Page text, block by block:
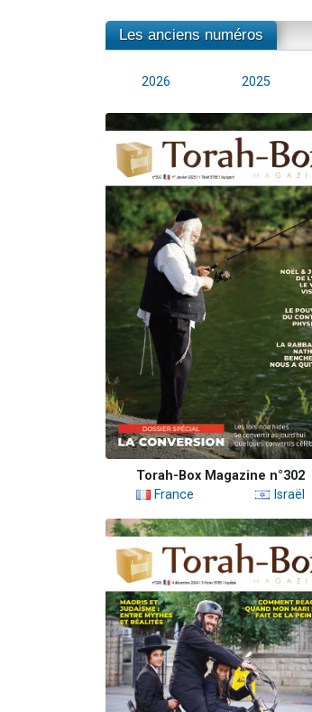
Les anciens numéros
2026 2025
Torah-Box Magazine n°302
France
Israël